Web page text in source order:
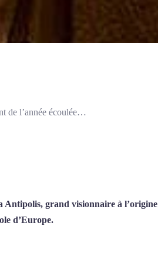
de l’année écoulée…
Antipolis, grand visionnaire à l’origine
d’Europe.